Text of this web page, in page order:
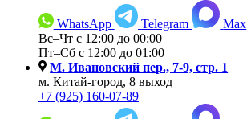
WhatsApp Telegram
Max
Вс–Чт с 12:00 до 00:00
Пт–Сб с 12:00 до 01:00
М. Ивановский пер., 7-9, cтр. 1
м. Китай-город, 8 выход
+7 (925) 160-07-89